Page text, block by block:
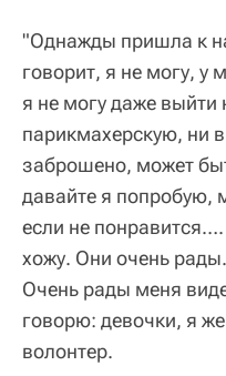
"Однажды пришла к
говорит, я не могу, у
я не могу даже выйти
парикмахерскую, ни
заброшено, может
давайте я попробую,
если не
хожу. Они очень
Очень рады меня
говорю: девочки, я
волонтер.